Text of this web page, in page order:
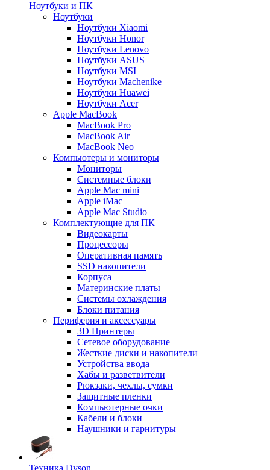
Ноутбуки и ПК
Ноутбуки
Ноутбуки Xiaomi
Ноутбуки Honor
Ноутбуки Lenovo
Ноутбуки ASUS
Ноутбуки MSI
Ноутбуки Machenike
Ноутбуки Huawei
Ноутбуки Acer
Apple MacBook
MacBook Pro
MacBook Air
MacBook Neo
Компьютеры и мониторы
Мониторы
Системные блоки
Apple Mac mini
Apple iMac
Apple Mac Studio
Комплектующие для ПК
Видеокарты
Процессоры
Оперативная память
SSD накопители
Корпуса
Материнские платы
Системы охлаждения
Блоки питания
Периферия и аксессуары
3D Принтеры
Сетевое оборудование
Жесткие диски и накопители
Устройства ввода
Хабы и разветвители
Рюкзаки, чехлы, сумки
Защитные пленки
Компьютерные очки
Кабели и блоки
Наушники и гарнитуры
Техника Dyson